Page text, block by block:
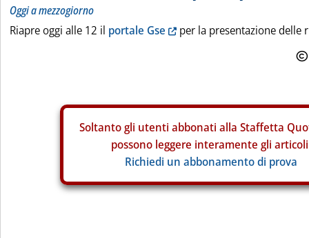
Oggi a mezzogiorno
Riapre oggi alle 12 il portale Gse per la presentazione delle
Soltanto gli utenti abbonati alla Staffetta
possono leggere interamente gli
Richiedi un abbonamento di prova